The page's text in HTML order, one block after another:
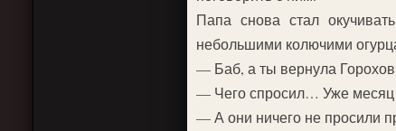
Папа снова стал
небольшими колючими
— Баб, а ты вернула
— Чего спросил… Уже месяц
— А они ничего не просили